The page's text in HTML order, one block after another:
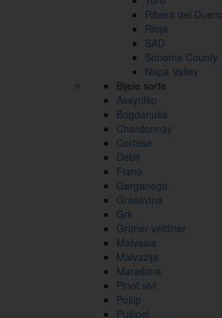
Ribera del Duero
Rioja
SAD
Sonoma County
Napa Valley
Bijele sorte
Assyritko
Bogdanuša
Chardonnay
Cortese
Debit
Fiano
Garganega
Graševina
Grk
Grüner veltliner
Malvasia
Malvazija
Maraština
Pinot sivi
Pošip
Pušipel